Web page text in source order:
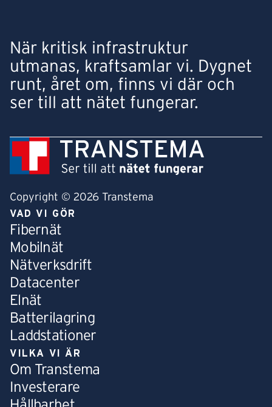
När kritisk infrastruktur
utmanas, kraftsamlar vi. Dygnet
runt, året om, finns vi där och
ser till att nätet fungerar.
Copyright © 2026 Transtema
VAD VI GÖR
Fibernät
Mobilnät
Nätverksdrift
Datacenter
Elnät
Batterilagring
Laddstationer
VILKA VI ÄR
Om Transtema
Investerare